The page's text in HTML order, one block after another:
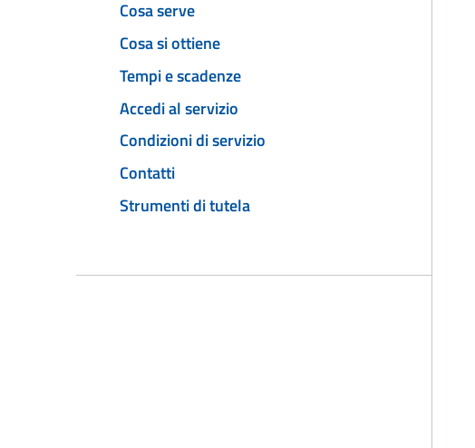
Cosa serve
Cosa si ottiene
Tempi e scadenze
Accedi al servizio
Condizioni di servizio
Contatti
Strumenti di tutela